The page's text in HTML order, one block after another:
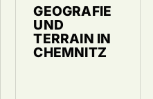
GEOGRAFIE
UND
TERRAIN IN
CHEMNITZ